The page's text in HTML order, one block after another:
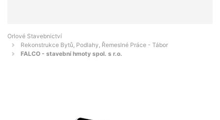
Orlové Stavebnictví
Rekonstrukce Bytů, Podlahy, Řemeslné Práce - Tábor
FALCO - stavební hmoty spol. s r.o.